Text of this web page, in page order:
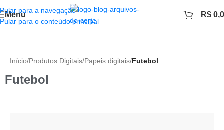
Pular para a navegação
Pular para o conteúdo principal
Menu R$
Início/Produtos Digitais/Papeis digitais/Futebol
Futebol